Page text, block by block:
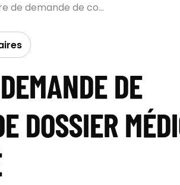
de demande de co...
DE
DOSSIER